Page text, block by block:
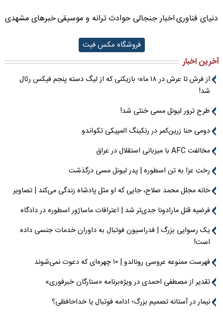
دنیای فناوریاخبار جنجالی حوادثترانه و موسیقیخبرهای مشهدی
فروشگاه مکس فیت
آخرین اخبار
از فرش تا عرش در ۱۸ ماه؛ بازیکنی که از لیگ دسته پنجم فیکس رئال
شد!
طرح ترور لیونل مسی خنثی شد!
دومی حنا زرین‌کمر در رنکینگ المپیکی تکواندو
مخالفت AFC با میزبانی استقلال در عراق
رختِ عزا به تن اسطوره | پدر لیونل مسی درگذشت
خانه مجلل محمد صلاح، جایی که او مثل پادشاه زندگی می‌کند | تصاویر
فرضیه قتل مارادونا جدی‌تر شد | اعترافات ماساژور اسطوره در دادگاه
یک رسوایی بزرگ | فدراسیون فوتبال به داوران خدمات جنسی داده
است!
فهرست ممنوعه عروسی رونالدو | ۱۰ چهره‌ای که دعوت نمی‌شوند
تقدیر از مصطفی احمدی در ویژه‌برنامه «ستارگان خبرفوری»
نیمار در آستانه تصمیم بزرگ؛ ادامه فوتبال یا خداحافظی؟